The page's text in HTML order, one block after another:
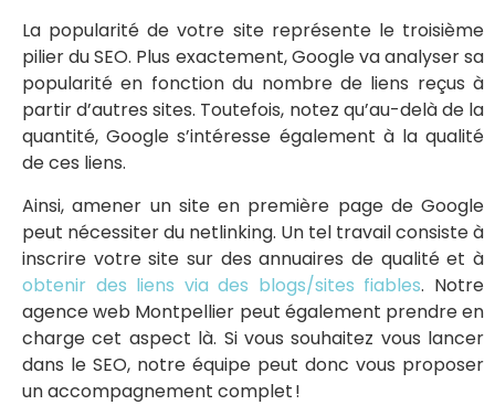
La popularité de votre site représente le troisième
pilier du SEO. Plus exactement, Google va analyser sa
popularité en fonction du nombre de liens reçus à
partir d’autres sites. Toutefois, notez qu’au-delà de la
quantité, Google s’intéresse également à la qualité
de ces liens.
Ainsi, amener un site en première page de Google
peut nécessiter du netlinking. Un tel travail consiste à
inscrire votre site sur des annuaires de qualité et à
obtenir des liens via des blogs/sites fiables. Notre
agence web Montpellier peut également prendre en
charge cet aspect là. Si vous souhaitez vous lancer
dans le SEO, notre équipe peut donc vous proposer
un accompagnement complet !